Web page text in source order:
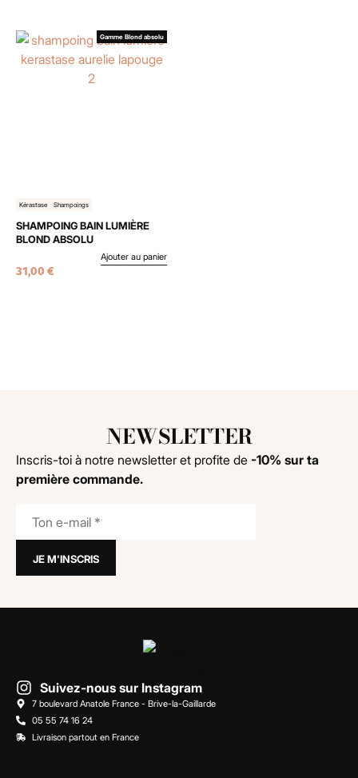
Gamme Blond absolu
Kérastase Shampoings
SHAMPOING BAIN LUMIÈRE
BLOND ABSOLU
31,00 €
Ajouter au panier
NEWSLETTER
Inscris-toi à notre newsletter et profite de -10% sur ta
première commande.
Suivez-nous sur Instagram
7 boulevard Anatole France - Brive-la-Gaillarde
05 55 74 16 24
Livraison partout en France